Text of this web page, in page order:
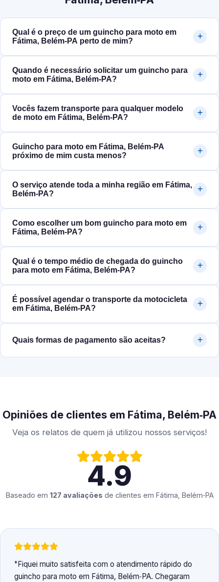
Qual é o preço de um guincho para moto em
Fátima, Belém‑PA perto de mim?
Quando é necessário solicitar um guincho para
moto em Fátima, Belém‑PA?
Vocês fazem transporte para qualquer modelo
de moto em Fátima, Belém‑PA?
Guincho para moto em Fátima, Belém‑PA
próximo de mim custa menos?
O serviço atende toda a minha região em Fátima,
Belém‑PA?
Como escolher um bom guincho para moto em
Fátima, Belém‑PA?
Qual é o tempo médio de chegada do guincho
para moto em Fátima, Belém‑PA?
É possível agendar o transporte da motocicleta
em Fátima, Belém‑PA?
Quais formas de pagamento são aceitas?
Opiniões de clientes em Fátima, Belém‑PA
Veja os relatos de quem já utilizou nossos serviços!
4.9
Baseado em 127 avaliações de clientes em Fátima, Belém‑PA
Fiquei muito satisfeita com o atendimento rápido do
guincho para moto em Fátima, Belém‑PA. Chegaram